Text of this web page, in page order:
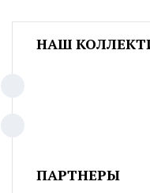
НАШ
ПАРТНЕРЫ